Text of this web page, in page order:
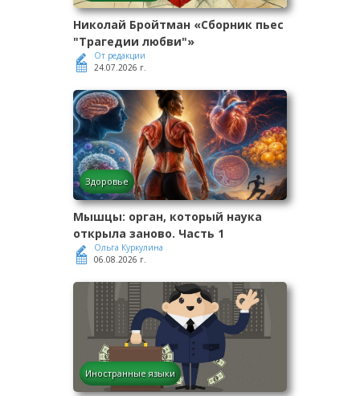
Николай Бройтман «Сборник пьес
"Трагедии любви"»
От редакции
24.07.2026 г.
Здоровье
Мышцы: орган, который наука
открыла заново. Часть 1
Ольга Куркулина
06.08.2026 г.
Иностранные языки